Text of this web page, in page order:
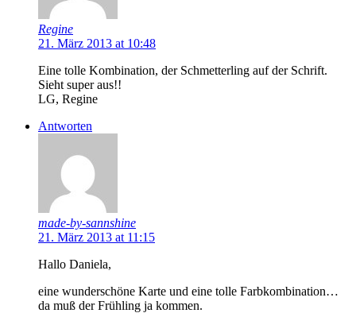
Regine
21. März 2013 at 10:48
Eine tolle Kombination, der Schmetterling auf der Schrift.
Sieht super aus!!
LG, Regine
Antworten
made-by-sannshine
21. März 2013 at 11:15
Hallo Daniela,
eine wunderschöne Karte und eine tolle Farbkombination…
da muß der Frühling ja kommen.